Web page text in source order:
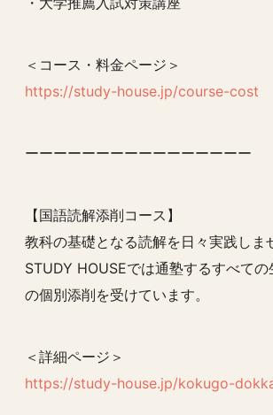
＜コース・料金ページ＞
https://study-house.jp/course-cost
ーーーーーーーーーーーーーーーー
【国語読解添削コース】
教科の基礎となる読解を日々実践しま
STUDY HOUSEでは通塾するすべて
の個別添削を受けています。
＜詳細ページ＞
https://study-house.jp/kokugo-